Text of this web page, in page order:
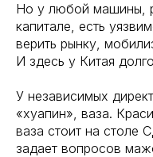
Но у любой машины,
капитале, есть
верить рынку,
И здесь у Китая
У независимых
«хуапин», ваза.
ваза стоит на столе
задает вопросов